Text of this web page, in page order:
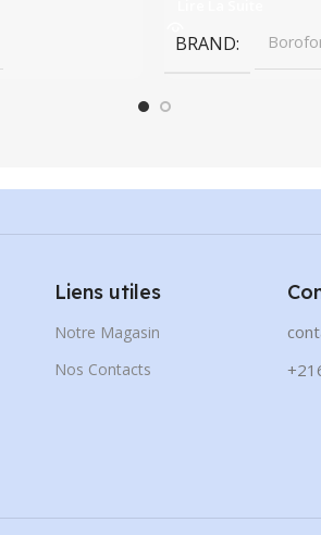
BRAND
Liens utiles
Notre Magasin
Nos Contacts